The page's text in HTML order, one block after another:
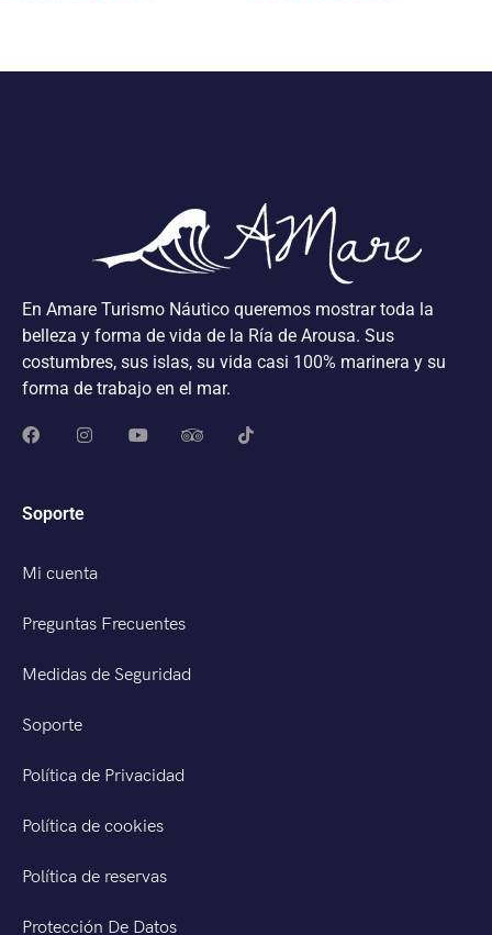
En Amare Turismo Náutico queremos mostrar toda la
belleza y forma de vida de la Ría de Arousa. Sus
costumbres, sus islas, su vida casi 100% marinera y su
forma de trabajo en el mar.
Soporte
Mi cuenta
Preguntas Frecuentes
Medidas de Seguridad
Soporte
Política de Privacidad
Política de cookies
Política de reservas
Protección De Datos